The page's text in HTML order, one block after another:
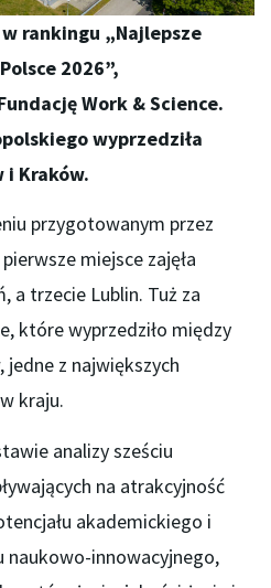
rankingu „Najlepsze
2026”,
Work & Science.
wyprzedziła
i Kraków.
przygotowanym przez
miejsce zajęła
a trzecie Lublin. Tuż za
które wyprzedziło między
jedne z największych
kraju.
analizy sześciu
na atrakcyjność
akademickiego i
naukowo-innowacyjnego,